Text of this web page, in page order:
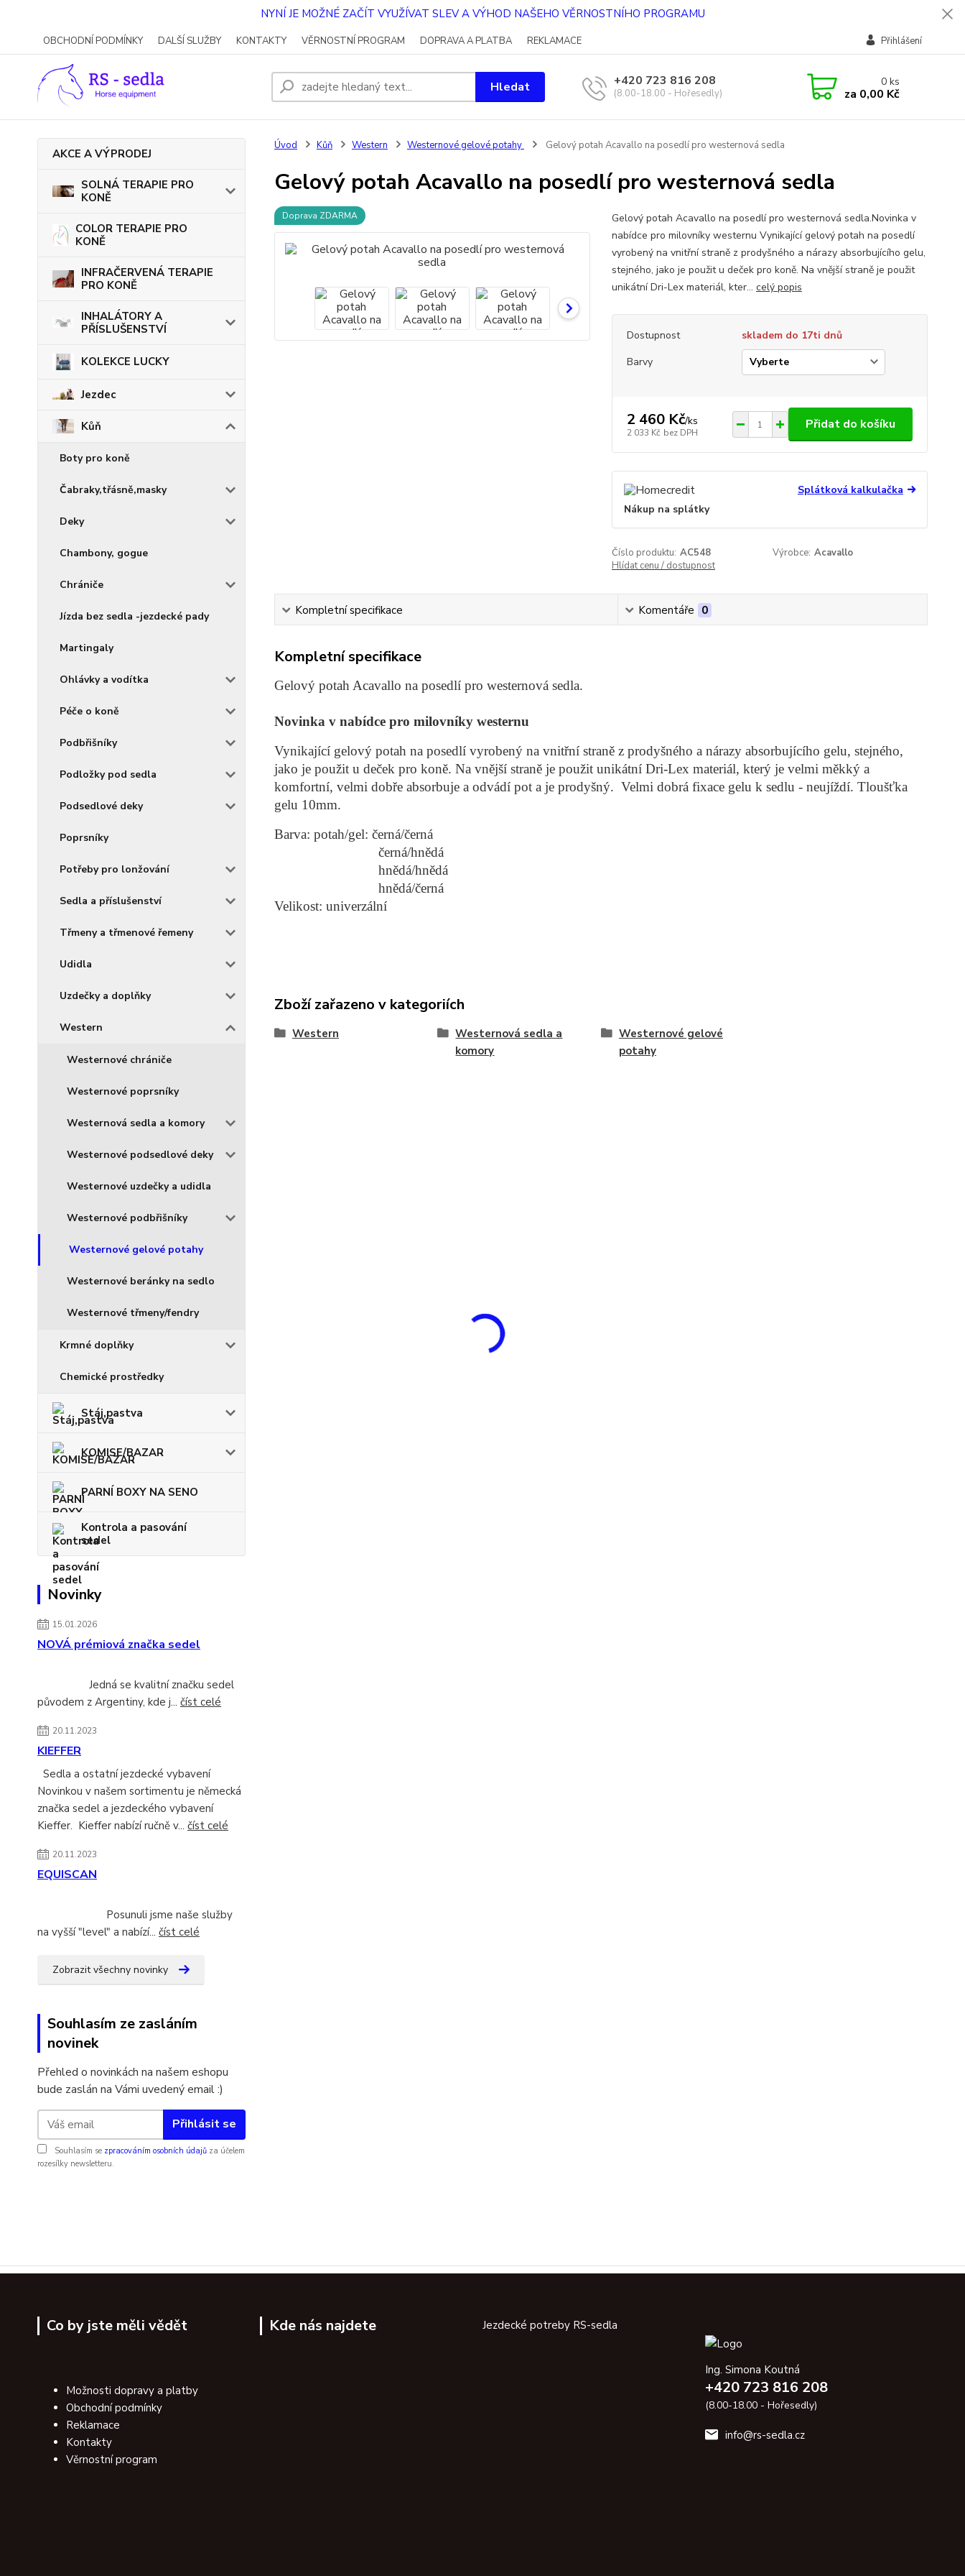
NYNÍ JE MOŽNÉ ZAČÍT VYUŽÍVAT SLEV A VÝHOD NAŠEHO VĚRNOSTNÍHO PROGRAMU
OBCHODNÍ PODMÍNKY DALŠÍ SLUŽBY KONTAKTY VĚRNOSTNÍ PROGRAM DOPRAVA A PLATBA REKLAMACE Přihlášení
Hledat +420 723 816 208
(8.00-18.00 - Hořesedly)
0ks
za 0,00 Kč
AKCE A VÝPRODEJ
SOLNÁ TERAPIE PRO
KONĚ
COLOR TERAPIE PRO
KONĚ
INFRAČERVENÁ TERAPIE
PRO KONĚ
INHALÁTORY A
PŘÍSLUŠENSTVÍ
KOLEKCE LUCKY
Jezdec
Kůň
Boty pro koně
Čabraky,třásně,masky
Deky
Chambony, gogue
Chrániče
Jízda bez sedla -jezdecké pady
Martingaly
Ohlávky a vodítka
Péče o koně
Podbřišníky
Podložky pod sedla
Podsedlové deky
Poprsníky
Potřeby pro lonžování
Sedla a příslušenství
Třmeny a třmenové řemeny
Udidla
Uzdečky a doplňky
Western
Westernové chrániče
Westernové poprsníky
Westernová sedla a komory
Westernové podsedlové deky
Westernové uzdečky a udidla
Westernové podbřišníky
Westernové gelové potahy
Westernové beránky na sedlo
Westernové třmeny/fendry
Krmné doplňky
Chemické prostředky
Stáj,pastva
KOMISE/BAZAR
PARNÍ BOXY NA SENO
Kontrola a pasování
sedel
Novinky
15.01.2026
NOVÁ prémiová značka sedel
Jedná se kvalitní značku sedel
původem z Argentiny, kde j... číst celé
20.11.2023
KIEFFER
Sedla a ostatní jezdecké vybavení
Novinkou v našem sortimentu je německá
značka sedel a jezdeckého vybavení
Kieffer. Kieffer nabízí ručně v... číst celé
20.11.2023
EQUISCAN
Posunuli jsme naše služby
na vyšší "level" a nabízí... číst celé
Zobrazit všechny novinky
Souhlasím ze zasláním
novinek
Přehled o novinkách na našem eshopu
bude zaslán na Vámi uvedený email :)
Přihlásit se
Souhlasím se zpracováním osobních údajů za účelem
rozesílky newsletteru.
Úvod Kůň Western Westernové gelové potahy Gelový potah Acavallo na posedlí pro westernová sedla
Gelový potah Acavallo na posedlí pro westernová sedla
Doprava ZDARMA
Gelový potah Acavallo na posedlí pro westernová sedla.Novinka v
nabídce pro milovníky westernu Vynikající gelový potah na posedlí
vyrobený na vnitřní straně z prodyšného a nárazy absorbujícího gelu,
stejného, jako je použit u deček pro koně. Na vnější straně je použit
unikátní Dri-Lex materiál, kter... celý popis
Dostupnost
skladem do 17ti dnů
Barvy
2 460 Kč/ks
2 033 Kč bez DPH
Přidat do košíku
Splátková kalkulačka
Nákup na splátky
Číslo produktu: AC548 Výrobce: Acavallo
Hlídat cenu / dostupnost
Kompletní specifikace Komentáře 0
Kompletní specifikace
Gelový potah Acavallo na posedlí pro westernová sedla.
Novinka v nabídce pro milovníky westernu
Vynikající gelový potah na posedlí vyrobený na vnitřní straně z prodyšného a nárazy absorbujícího gelu, stejného,
jako je použit u deček pro koně. Na vnější straně je použit unikátní Dri-Lex materiál, který je velmi měkký a
komfortní, velmi dobře absorbuje a odvádí pot a je prodyšný. Velmi dobrá fixace gelu k sedlu - neujíždí. Tloušťka
gelu 10mm.
Barva: potah/gel: černá/černá
černá/hnědá
hnědá/hnědá
hnědá/černá
Velikost: univerzální
Zboží zařazeno v kategoriích
Western
Westernová sedla a
komory
Westernové gelové
potahy
Co by jste měli vědět
Možnosti dopravy a platby
Obchodní podmínky
Reklamace
Kontakty
Věrnostní program
Kde nás najdete Jezdecké potreby RS-sedla
Ing. Simona Koutná
+420 723 816 208
(8.00-18.00 - Hořesedly)
info@rs-sedla.cz